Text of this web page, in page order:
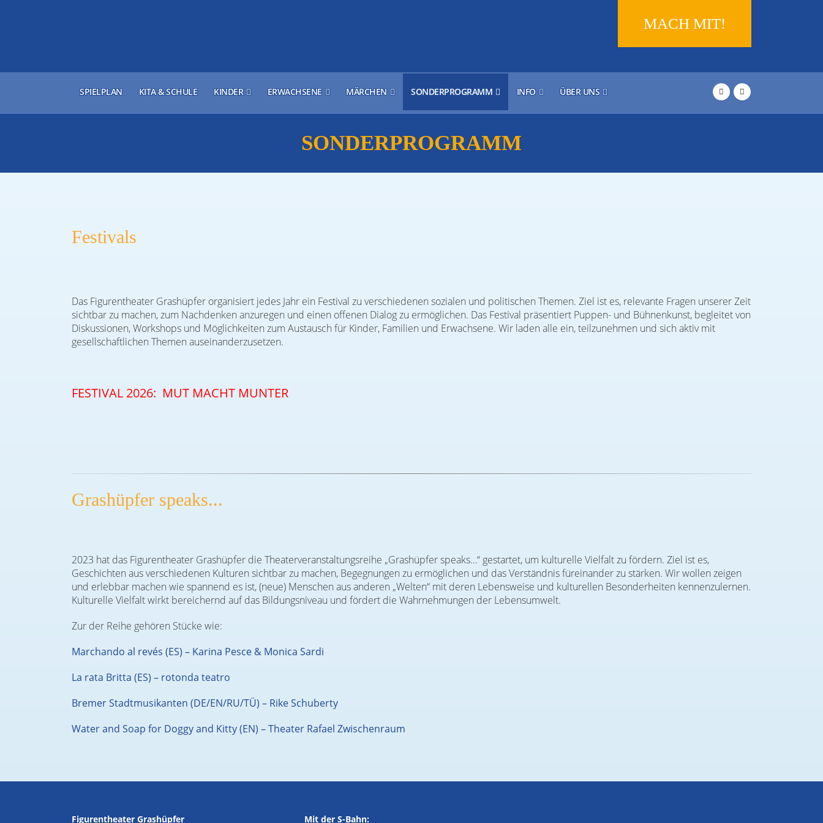
MACH MIT!
SPIELPLAN KITA & SCHULE KINDER ERWACHSENE MÄRCHEN SONDERPROGRAMM INFO ÜBER UNS
SONDERPROGRAMM
Festivals
Das Figurentheater Grashüpfer organisiert jedes Jahr ein Festival zu verschiedenen sozialen und politischen Themen. Ziel ist es, relevante Fragen unserer Zeit
sichtbar zu machen, zum Nachdenken anzuregen und einen offenen Dialog zu ermöglichen. Das Festival präsentiert Puppen- und Bühnenkunst, begleitet von
Diskussionen, Workshops und Möglichkeiten zum Austausch für Kinder, Familien und Erwachsene. Wir laden alle ein, teilzunehmen und sich aktiv mit
gesellschaftlichen Themen auseinanderzusetzen.
FESTIVAL 2026: MUT MACHT MUNTER
Grashüpfer speaks...
2023 hat das Figurentheater Grashüpfer die Theaterveranstaltungsreihe „Grashüpfer speaks…“ gestartet, um kulturelle Vielfalt zu fördern. Ziel ist es,
Geschichten aus verschiedenen Kulturen sichtbar zu machen, Begegnungen zu ermöglichen und das Verständnis füreinander zu stärken. Wir wollen zeigen
und erlebbar machen wie spannend es ist, (neue) Menschen aus anderen „Welten“ mit deren Lebensweise und kulturellen Besonderheiten kennenzulernen.
Kulturelle Vielfalt wirkt bereichernd auf das Bildungsniveau und fördert die Wahrnehmungen der Lebensumwelt.
Zur der Reihe gehören Stücke wie:
Marchando al revés (ES) – Karina Pesce & Monica Sardi
La rata Britta (ES) – rotonda teatro
Bremer Stadtmusikanten (DE/EN/RU/TÜ) – Rike Schuberty
Water and Soap for Doggy and Kitty (EN) – Theater Rafael Zwischenraum
Figurentheater Grashüpfer Mit der S-Bahn: